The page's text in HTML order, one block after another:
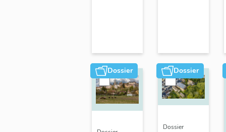
Dossier Dossier
Dossier